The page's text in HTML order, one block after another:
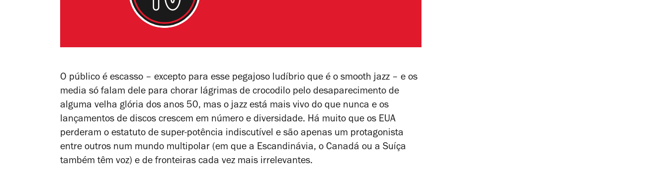
O público é escasso – excepto para esse pegajoso ludíbrio que é o smooth jazz – e os
media só falam dele para chorar lágrimas de crocodilo pelo desaparecimento de
alguma velha glória dos anos 50, mas o jazz está mais vivo do que nunca e os
lançamentos de discos crescem em número e diversidade. Há muito que os EUA
perderam o estatuto de super-potência indiscutível e são apenas um protagonista
entre outros num mundo multipolar (em que a Escandinávia, o Canadá ou a Suíça
também têm voz) e de fronteiras cada vez mais irrelevantes.